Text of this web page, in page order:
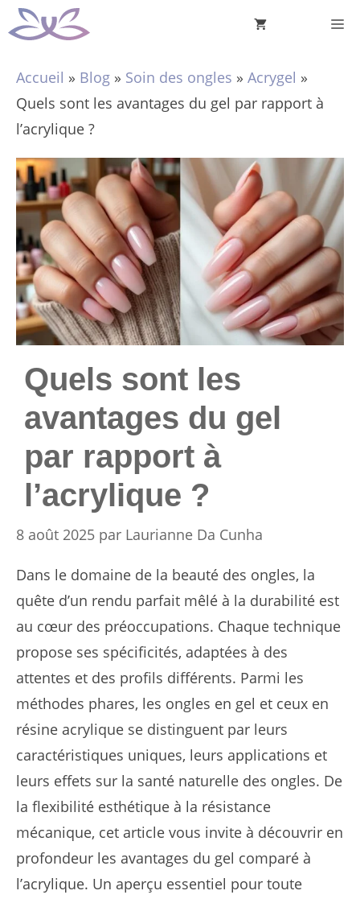
Aller
au
Accueil » Blog » Soin des ongles » Acrygel »
Quels sont les avantages du gel par rapport à
l’acrylique ?
Quels sont les
avantages du gel
par rapport à
l’acrylique ?
8 août 2025 par Laurianne Da Cunha
Dans le domaine de la beauté des ongles, la
quête d’un rendu parfait mêlé à la durabilité est
au cœur des préoccupations. Chaque technique
propose ses spécificités, adaptées à des
attentes et des profils différents. Parmi les
méthodes phares, les ongles en gel et ceux en
résine acrylique se distinguent par leurs
caractéristiques uniques, leurs applications et
leurs effets sur la santé naturelle des ongles. De
la flexibilité esthétique à la résistance
mécanique, cet article vous invite à découvrir en
profondeur les avantages du gel comparé à
l’acrylique. Un aperçu essentiel pour toute